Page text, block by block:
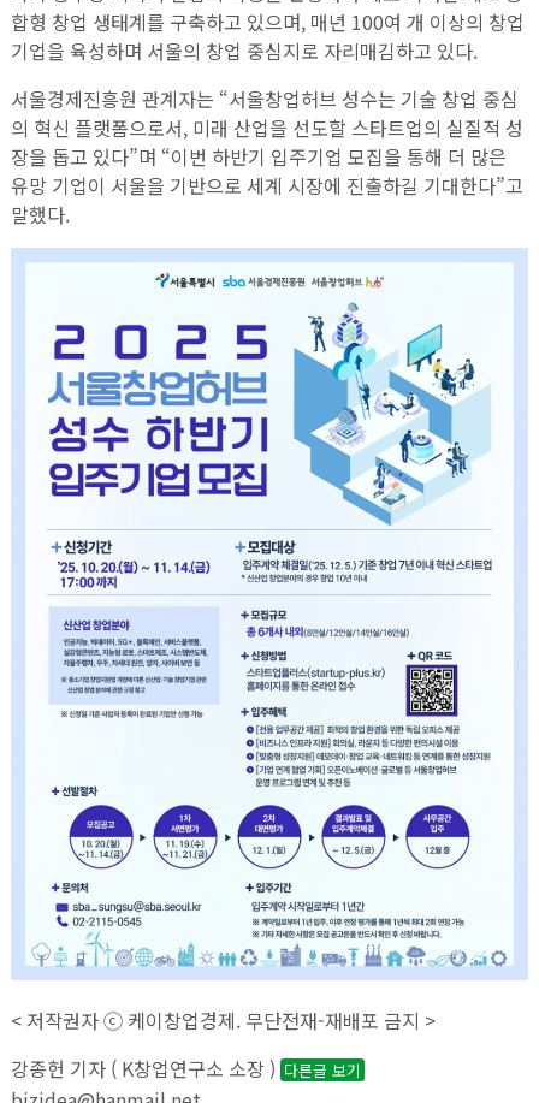
합형 창업 생태계를 구축하고 있으며, 매년 100여 개 이상의 창업
기업을 육성하며 서울의 창업 중심지로 자리매김하고 있다.
서울경제진흥원 관계자는 “서울창업허브 성수는 기술 창업 중심
의 혁신 플랫폼으로서, 미래 산업을 선도할 스타트업의 실질적 성
장을 돕고 있다”며 “이번 하반기 입주기업 모집을 통해 더 많은
유망 기업이 서울을 기반으로 세계 시장에 진출하길 기대한다”고
말했다.
< 저작권자 ⓒ 케이창업경제. 무단전재-재배포 금지 >
강종헌 기자 ( K창업연구소 소장 ) 다른글 보기